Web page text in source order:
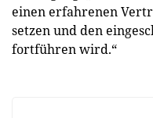
einen erfahrenen
setzen und den
fortführen wird.“